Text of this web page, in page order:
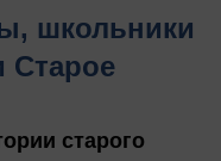
школьники
Старое
старого